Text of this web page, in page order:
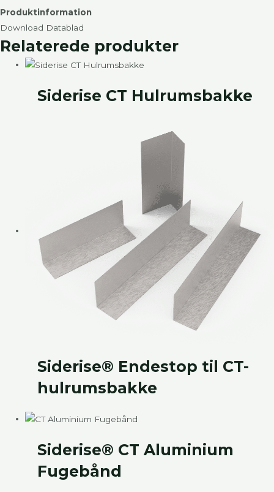
Produktinformation
Download Datablad
Relaterede produkter​
Siderise CT Hulrumsbakke
Siderise® Endestop til CT-
hulrumsbakke
Siderise® CT Aluminium
Fugebånd